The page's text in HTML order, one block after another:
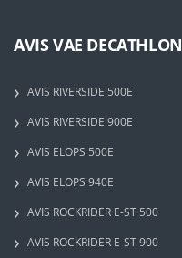
AVIS VAE DECATHLON
AVIS RIVERSIDE 500E
AVIS RIVERSIDE 900E
AVIS ELOPS 500E
AVIS ELOPS 940E
AVIS ROCKRIDER E-ST 500
AVIS ROCKRIDER E-ST 900